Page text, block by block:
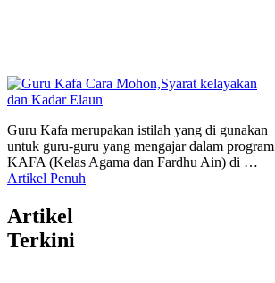
Guru Kafa merupakan istilah yang di gunakan
untuk guru-guru yang mengajar dalam program
KAFA (Kelas Agama dan Fardhu Ain) di …
Artikel Penuh
Artikel
Terkini